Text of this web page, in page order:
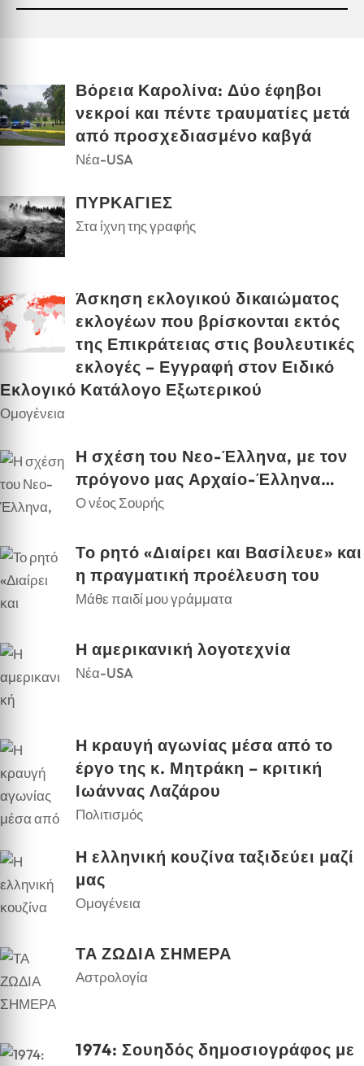
Βόρεια Καρολίνα: Δύο έφηβοι
νεκροί και πέντε τραυματίες μετά
από προσχεδιασμένο καβγά
Νέα-USA
ΠΥΡΚΑΓΙΕΣ
Στα ίχνη της γραφής
Άσκηση εκλογικού δικαιώματος
εκλογέων που βρίσκονται εκτός
της Επικράτειας στις βουλευτικές
εκλογές – Εγγραφή στον Ειδικό
Εκλογικό Κατάλογο Εξωτερικού
Ομογένεια
Η σχέση του Νεο-Έλληνα, με τον
πρόγονο μας Αρχαίο-Έλληνα…
Ο νέος Σουρής
Το ρητό «Διαίρει και Βασίλευε» και
η πραγματική προέλευση του
Μάθε παιδί μου γράμματα
Η αμερικανική λογοτεχνία
Νέα-USA
Η κραυγή αγωνίας μέσα από το
έργο της κ. Μητράκη – κριτική
Ιωάννας Λαζάρου
Πολιτισμός
Η ελληνική κουζίνα ταξιδεύει μαζί
μας
Ομογένεια
ΤΑ ΖΩΔΙΑ ΣΗΜΕΡΑ
Αστρολογία
1974: Σουηδός δημοσιογράφος με